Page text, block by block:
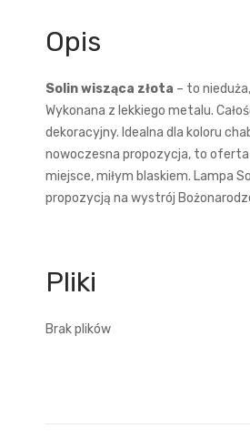
Opis
Solin wisząca złota – to
Wykonana z lekkiego metalu.
dekoracyjny. Idealna dla koloru
nowoczesna propozycja, to oferta
miejsce, miłym blaskiem. Lampa
propozycją na wystrój
Brak plików